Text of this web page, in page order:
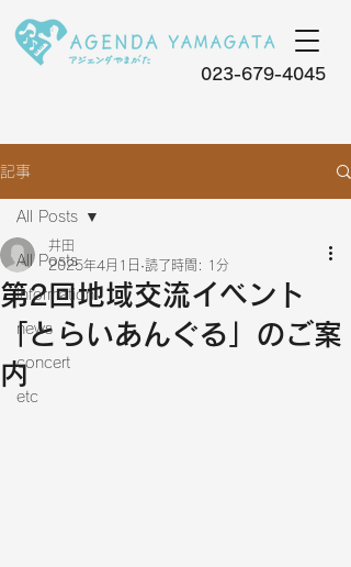
023-679-4045
記事
All Posts
information
news
concert
etc
All Posts
第2回地域交流イベント
「とらいあんぐる」のご案
内
井田
2025年4月1日 読了時間: 1分